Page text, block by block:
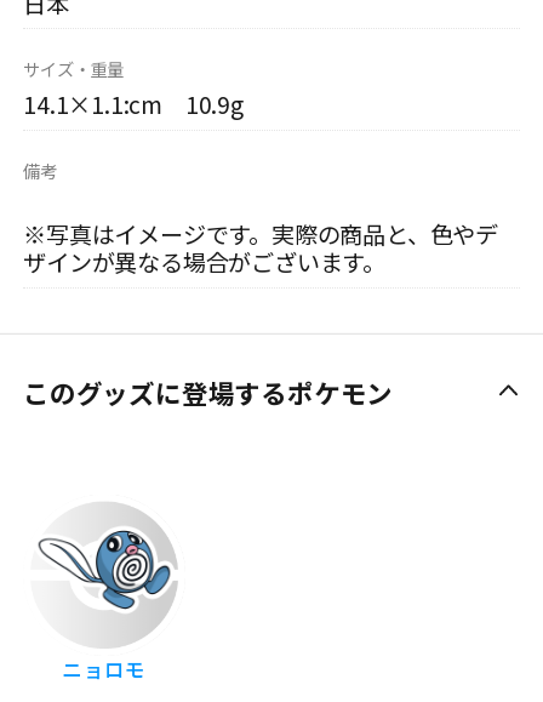
サイズ・重量
14.1×1.1:cm 10.9g
備考
※写真はイメージです。実際の商品と、色やデ
ザインが異なる場合がございます。
このグッズに登場するポケモン
ニョロモ